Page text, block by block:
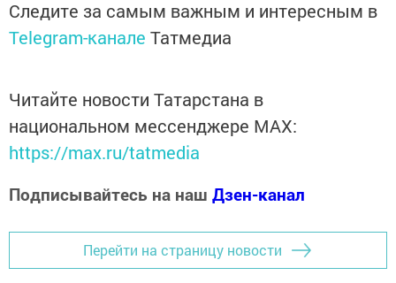
Следите за самым важным и интересным в
Telegram-канале Татмедиа
Читайте новости Татарстана в
национальном мессенджере MАХ:
https://max.ru/tatmedia
Подписывайтесь на наш Дзен-канал
Перейти на страницу новости